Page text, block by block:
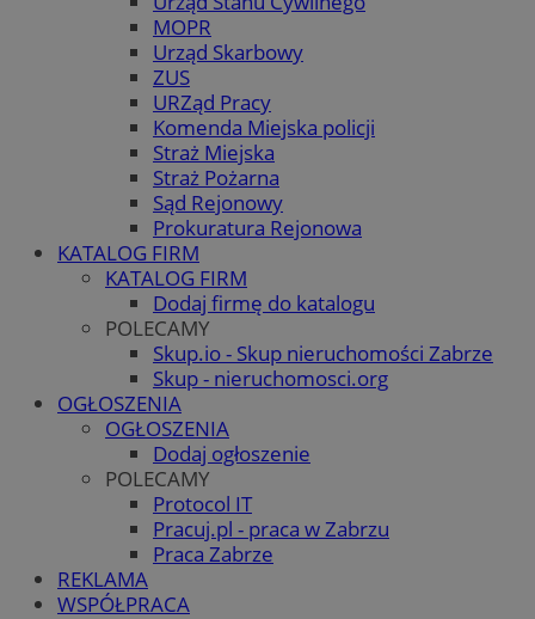
MOPR
Urząd Skarbowy
ZUS
URZąd Pracy
Komenda Miejska policji
Straż Miejska
Straż Pożarna
Sąd Rejonowy
Prokuratura Rejonowa
KATALOG FIRM
KATALOG FIRM
Dodaj firmę do katalogu
POLECAMY
Skup.io - Skup nieruchomości Zabrze
Skup - nieruchomosci.org
OGŁOSZENIA
OGŁOSZENIA
Dodaj ogłoszenie
POLECAMY
Protocol IT
Pracuj.pl - praca w Zabrzu
Praca Zabrze
REKLAMA
WSPÓŁPRACA